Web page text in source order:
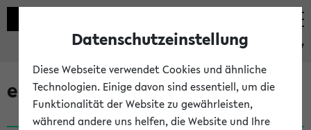
eKVV
eKVV News
Datenschutzeinstellung
Diese Webseite verwendet Cookies und ähnliche
Technologien. Einige davon sind essentiell, um die
Funktionalität der Website zu gewährleisten,
während andere uns helfen, die Website und Ihre